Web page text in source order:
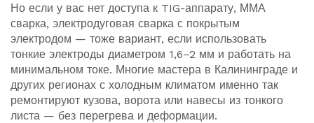
Но если у вас нет доступа к TIG-аппарату, ММА
сварка, электродуговая сварка с покрытым
электродом — тоже вариант, если использовать
тонкие электроды диаметром 1,6–2 мм и работать на
минимальном токе. Многие мастера в Калининграде и
других регионах с холодным климатом именно так
ремонтируют кузова, ворота или навесы из тонкого
листа — без перегрева и деформации.